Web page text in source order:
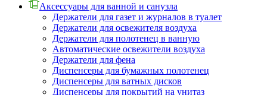
Аксессуары для ванной и санузла
Держатели для газет и журналов в туалет
Держатели для освежителя воздуха
Держатели для полотенец в ванную
Автоматические освежители воздуха
Держатели для фена
Диспенсеры для бумажных полотенец
Диспенсеры для ватных дисков
Диспенсеры для покрытий на унитаз